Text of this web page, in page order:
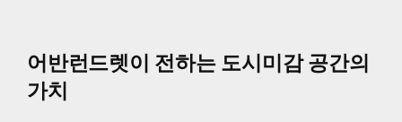
어반런드렛이 전하는 도시미감 공간의
가치